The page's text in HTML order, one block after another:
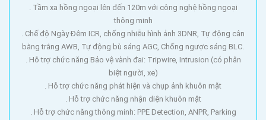
. Tầm xa hồng ngoại lên đến 120m với công nghệ hồng ngoại
thông minh
. Chế độ Ngày Đêm ICR, chống nhiễu hình ảnh 3DNR, Tự động cân
bằng trắng AWB, Tự động bù sáng AGC, Chống ngược sáng BLC.
. Hỗ trợ chức năng Bảo vệ vành đai: Tripwire, Intrusion (có phân
biệt người, xe)
. Hỗ trợ chức năng phát hiện và chụp ảnh khuôn mặt
. Hỗ trợ chức năng nhận diện khuôn mặt
. Hỗ trợ chức năng thông minh: PPE Detection, ANPR, Parking